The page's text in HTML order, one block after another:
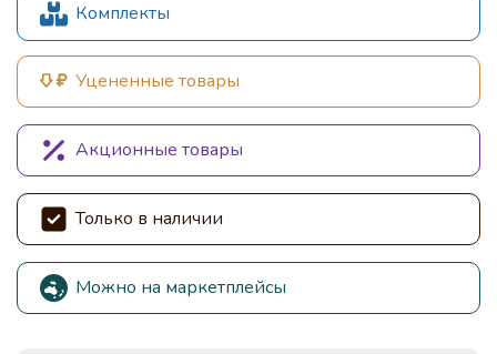
Комплекты
Уцененные товары
Акционные товары
Только в наличии
Можно на маркетплейсы